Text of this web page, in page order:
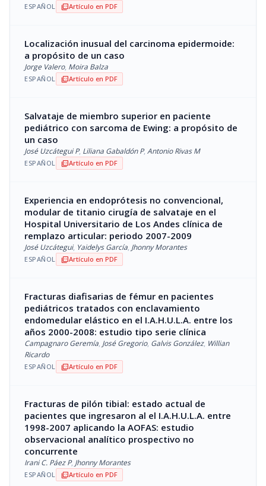
ESPAÑOL picture_as_pdfArtículo en PDF
Localización inusual del carcinoma epidermoide:
a propósito de un caso
Jorge Valero, Moira Balza
ESPAÑOL picture_as_pdfArtículo en PDF
Salvataje de miembro superior en paciente
pediátrico con sarcoma de Ewing: a propósito de
un caso
José Uzcátegui P, Liliana Gabaldón P, Antonio Rivas M
ESPAÑOL picture_as_pdfArtículo en PDF
Experiencia en endoprótesis no convencional,
modular de titanio cirugía de salvataje en el
Hospital Universitario de Los Andes clínica de
remplazo articular: periodo 2007-2009
José Uzcátegui, Yaidelys García, Jhonny Morantes
ESPAÑOL picture_as_pdfArtículo en PDF
Fracturas diafisarias de fémur en pacientes
pediátricos tratados con enclavamiento
endomedular elástico en el I.A.H.U.L.A. entre los
años 2000-2008: estudio tipo serie clínica
Campagnaro Geremía, José Gregorio, Galvis González, Willian
Ricardo
ESPAÑOL picture_as_pdfArtículo en PDF
Fracturas de pilón tibial: estado actual de
pacientes que ingresaron al el I.A.H.U.L.A. entre
1998-2007 aplicando la AOFAS: estudio
observacional analítico prospectivo no
concurrente
Irani C. Páez P, Jhonny Morantes
ESPAÑOL picture_as_pdfArtículo en PDF